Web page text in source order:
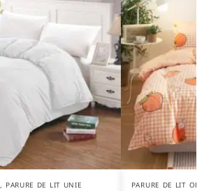
, PARURE DE LIT UNIE PARURE DE LIT